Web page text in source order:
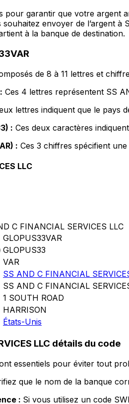
pour garantir que votre argent
envoyer de l’argent
à la banque de destination.
de 8 à 11 lettres et
Ces 4 lettres représentent SS
lettres indiquent que le pays
: Ces deux caractères
: Ces 3 chiffres spécifient
LLC
C FINANCIAL SERVICES LLC
GLOPUS33VAR
GLOPUS33
VAR
SS AND C FINANCIAL
SS AND C FINANCIAL
1 SOUTH ROAD
HARRISON
États-Unis
LLC détails du code
essentiels pour éviter tout
que le nom de la banque
: Si vous utilisez un code